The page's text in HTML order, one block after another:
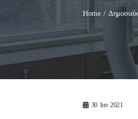
Home
30 Ιαν 2021